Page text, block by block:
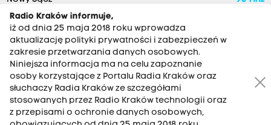
RADIO KRAKÓW SA. Aleja Juliusza Słowackiego 22, 30-007
Radio Kraków informuje,
iż od dnia 25 maja 2018 roku wprowadza
aktualizację polityki prywatności i zabezpieczeń w
zakresie przetwarzania danych osobowych.
Niniejsza informacja ma na celu zapoznanie
osoby korzystające z Portalu Radia Kraków oraz
słuchaczy Radia Kraków ze szczegółami
stosowanych przez Radio Kraków technologii oraz
z przepisami o ochronie danych osobowych,